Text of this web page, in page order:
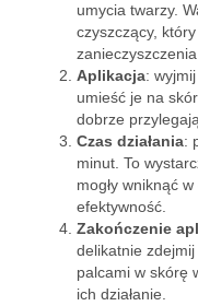
umycia twarzy.
czyszczący,
zanieczyszczenia.
Aplikacja:
umieść je na
dobrze
Czas działania:
minut. To
mogły wniknąć
efektywność.
Zakończenie
delikatnie zdejmij
palcami w skórę
ich działanie.